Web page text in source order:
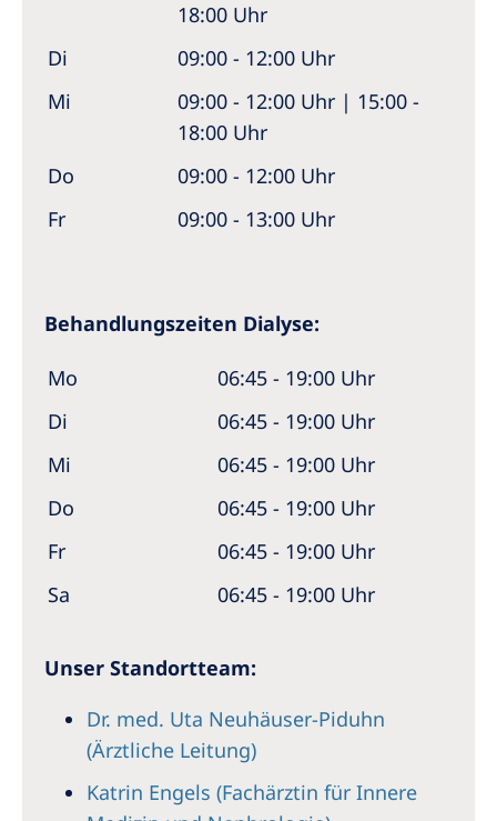
18:00 Uhr
Di
09:00 - 12:00 Uhr
Mi
09:00 - 12:00 Uhr | 15:00 -
18:00 Uhr
Do
09:00 - 12:00 Uhr
Fr
09:00 - 13:00 Uhr
Behandlungszeiten Dialyse:
Mo
06:45 - 19:00 Uhr
Di
06:45 - 19:00 Uhr
Mi
06:45 - 19:00 Uhr
Do
06:45 - 19:00 Uhr
Fr
06:45 - 19:00 Uhr
Sa
06:45 - 19:00 Uhr
Unser Standortteam:
Dr. med. Uta Neuhäuser-Piduhn
(Ärztliche Leitung)
Katrin Engels (Fachärztin für Innere